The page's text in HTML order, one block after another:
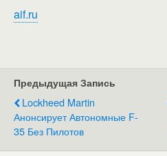
aif.ru
Предыдущая Запись
Lockheed Martin
Анонсирует Автономные F-
35 Без Пилотов